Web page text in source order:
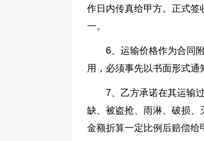
作日内传真给甲方。正式签
一。
6、运输价格作为合同
用，必须事先以书面形式通
7、乙方承诺在其运输
缺、被盗抢、雨淋、破损
金额折算一定比例后赔偿给